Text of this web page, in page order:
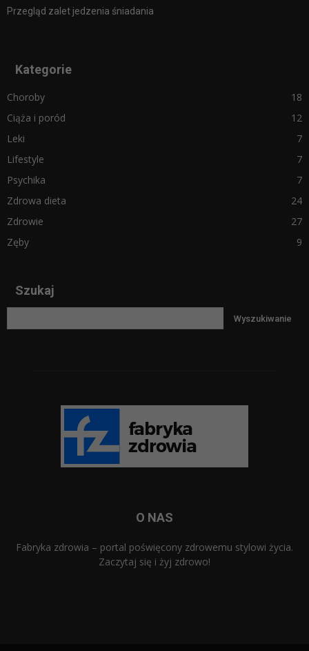
Przegląd zalet jedzenia śniadania
Kategorie
Choroby
18
Ciąża i poród
12
Leki
7
Lifestyle
7
Psychika
7
Zdrowa dieta
24
Zdrowie
27
Zęby
9
Szukaj
O NAS
Fabryka zdrowia – portal poświęcony zdrowemu stylowi życia.
Zaczytaj się i żyj zdrowo!